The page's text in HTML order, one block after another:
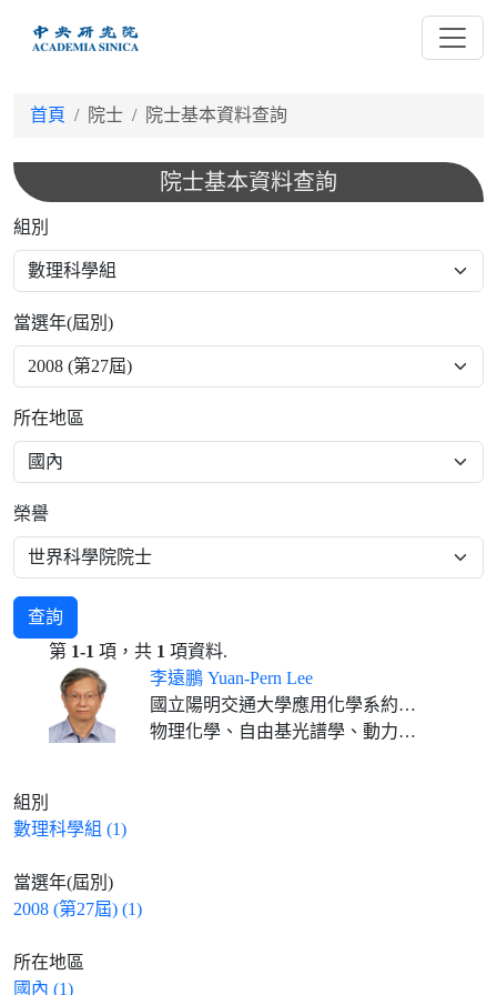
首頁 院士 院士基本資料查詢
院士基本資料查詢
組別
當選年(屆別)
所在地區
榮譽
查詢
第 1-1 項，共 1 項資料.
李遠鵬 Yuan-Pern Lee
國立陽明交通大學應用化學系約聘教授 (2022.02-)
物理化學、自由基光譜學、動力學、雷射化學、動態學
組別
數理科學組 (1)
當選年(屆別)
2008 (第27屆) (1)
所在地區
國內 (1)